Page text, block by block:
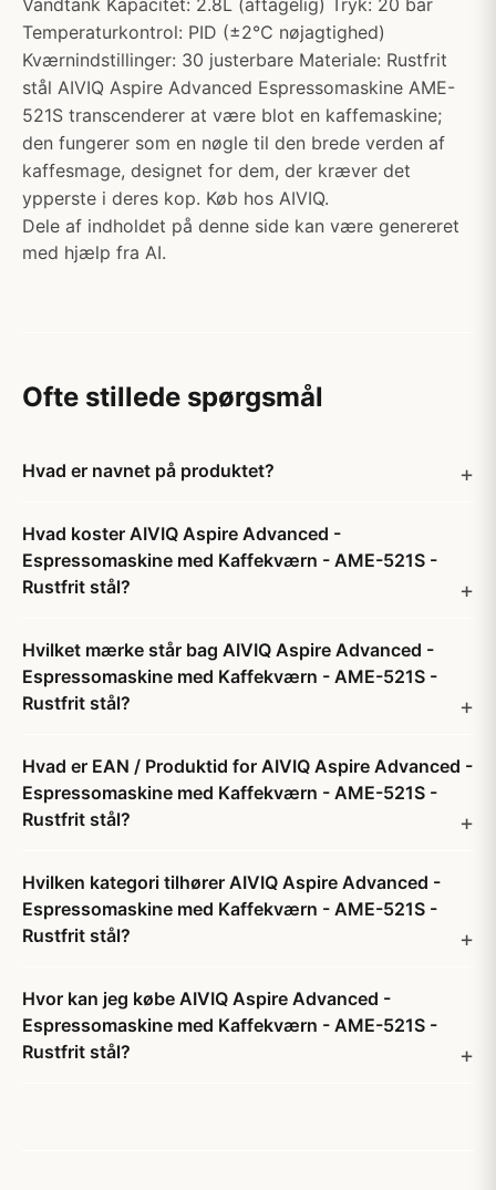
Vandtank Kapacitet: 2.8L (aftagelig) Tryk: 20 bar
Temperaturkontrol: PID (±2℃ nøjagtighed)
Kværnindstillinger: 30 justerbare Materiale: Rustfrit
stål AIVIQ Aspire Advanced Espressomaskine AME-
521S transcenderer at være blot en kaffemaskine;
den fungerer som en nøgle til den brede verden af
kaffesmage, designet for dem, der kræver det
ypperste i deres kop. Køb hos AIVIQ.
Dele af indholdet på denne side kan være genereret
med hjælp fra AI.
Ofte stillede spørgsmål
Hvad er navnet på produktet?
Hvad koster AIVIQ Aspire Advanced -
Espressomaskine med Kaffekværn - AME-521S -
Rustfrit stål?
Hvilket mærke står bag AIVIQ Aspire Advanced -
Espressomaskine med Kaffekværn - AME-521S -
Rustfrit stål?
Hvad er EAN / Produktid for AIVIQ Aspire Advanced -
Espressomaskine med Kaffekværn - AME-521S -
Rustfrit stål?
Hvilken kategori tilhører AIVIQ Aspire Advanced -
Espressomaskine med Kaffekværn - AME-521S -
Rustfrit stål?
Hvor kan jeg købe AIVIQ Aspire Advanced -
Espressomaskine med Kaffekværn - AME-521S -
Rustfrit stål?